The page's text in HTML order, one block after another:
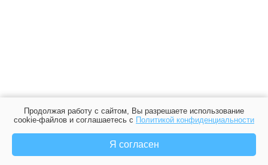
Продолжая работу с сайтом, Вы разрешаете использование
cookie-файлов и соглашаетесь с Политикой конфиденциальности
Я согласен